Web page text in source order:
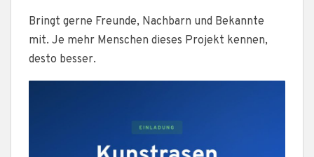
Bringt gerne Freunde, Nachbarn und Bekannte
mit. Je mehr Menschen dieses Projekt kennen,
desto besser.